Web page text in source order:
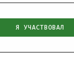
Я УЧАСТВОВАЛ